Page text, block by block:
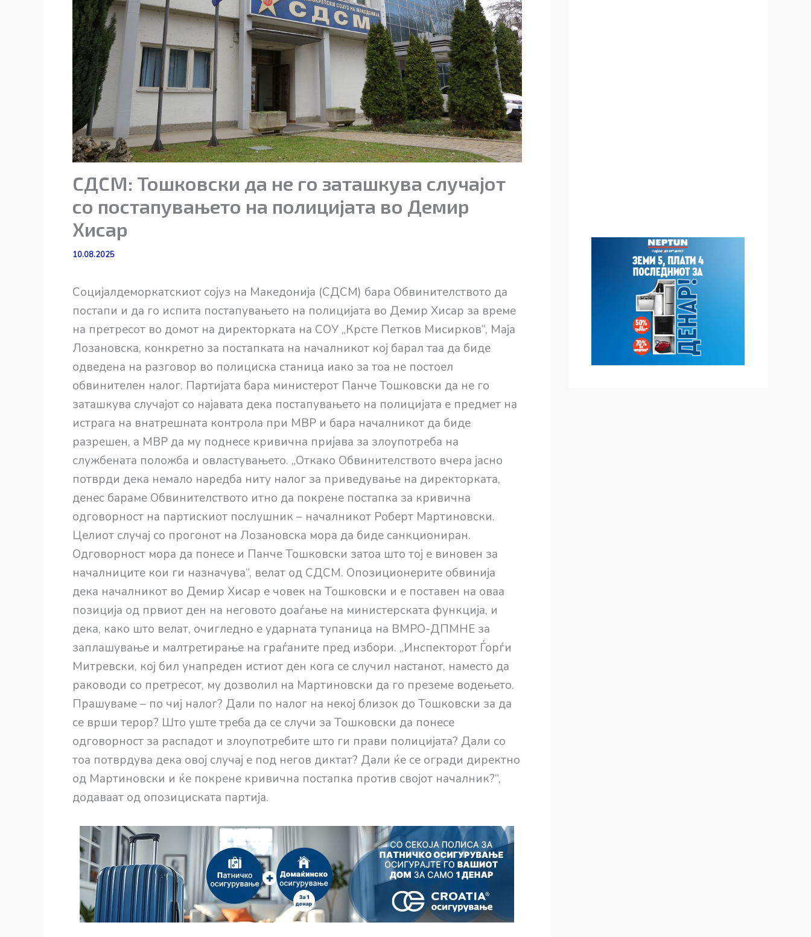
СДСМ: Тошковски да не го заташкува случајот
со постапувањето на полицијата во Демир
Хисар
10.08.2025
Социјалдеморкатскиот сојуз на Македонија (СДСМ) бара Обвинителството да
постапи и да го испита постапувањето на полицијата во Демир Хисар за време
на претресот во домот на директорката на СОУ „Крсте Петков Мисирков“, Маја
Лозановска, конкретно за постапката на началникот кој барал таа да биде
одведена на разговор во полициска станица иако за тоа не постоел
обвинителен налог. Партијата бара министерот Панче Тошковски да не го
заташкува случајот со најавата дека постапувањето на полицијата е предмет на
истрага на внатрешната контрола при МВР и бара началникот да биде
разрешен, а МВР да му поднесе кривична пријава за злоупотреба на
службената положба и овластувањето. „Откако Обвинителството вчера јасно
потврди дека немало наредба ниту налог за приведување на директорката,
денес бараме Обвинителството итно да покрене постапка за кривична
одговорност на партискиот послушник – началникот Роберт Мартиновски.
Целиот случај со прогонот на Лозановска мора да биде санкциониран.
Одговорност мора да понесе и Панче Тошковски затоа што тој е виновен за
началниците кои ги назначува“, велат од СДСМ. Опозиционерите обвинија
дека началникот во Демир Хисар е човек на Тошковски и е поставен на оваа
позиција од првиот ден на неговото доаѓање на министерската функција, и
дека, како што велат, очигледно е ударната тупаница на ВМРО-ДПМНЕ за
заплашување и малтретирање на граѓаните пред избори. „Инспекторот Ѓорѓи
Митревски, кој бил унапреден истиот ден кога се случил настанот, наместо да
раководи со претресот, му дозволил на Мартиновски да го преземе водењето.
Прашуваме – по чиј налог? Дали по налог на некој близок до Тошковски за да
се врши терор? Што уште треба да се случи за Тошковски да понесе
одговорност за распадот и злоупотребите што ги прави полицијата? Дали со
тоа потврдува дека овој случај е под негов диктат? Дали ќе се огради директно
од Мартиновски и ќе покрене кривична постапка против својот началник?“,
додаваат од опозициската партија.